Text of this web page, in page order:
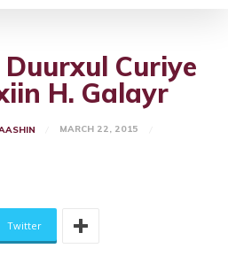
Curiye
H. Galayr
MARCH 22, 2015
Twitter